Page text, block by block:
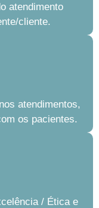
atendimento
cliente.
atendimentos,
os pacientes.
/ Ética e